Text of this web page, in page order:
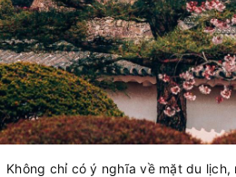
Không chỉ có ý nghĩa về mặt du